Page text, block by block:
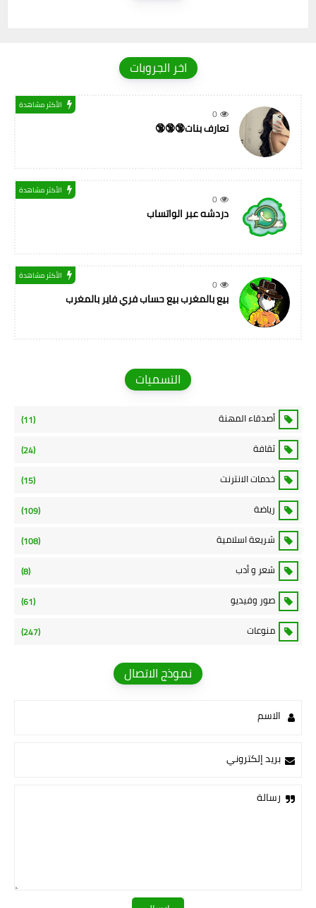
اخر الجروبات
0
الأكثر مشاهدة
تعارف بنات🔞🔞🔞
0
الأكثر مشاهدة
دردشه عبر الواتساب
0
الأكثر مشاهدة
بيع بالمغرب بيع حساب فري فاير بالمغرب
التسميات
أصدقاء المهنة (11)
ثقافة (24)
خدمات الانترنت (15)
رياضة (109)
شريعة اسلامية (108)
شعر و أدب (8)
صور وفيديو (61)
منوعات (247)
نموذج الاتصال
الاسم
بريد إلكتروني
رسالة